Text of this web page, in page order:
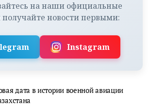
на наши официальные
новости первыми:
Instagram
дата в истории военной авиации